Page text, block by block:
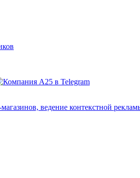
ведение контекстной